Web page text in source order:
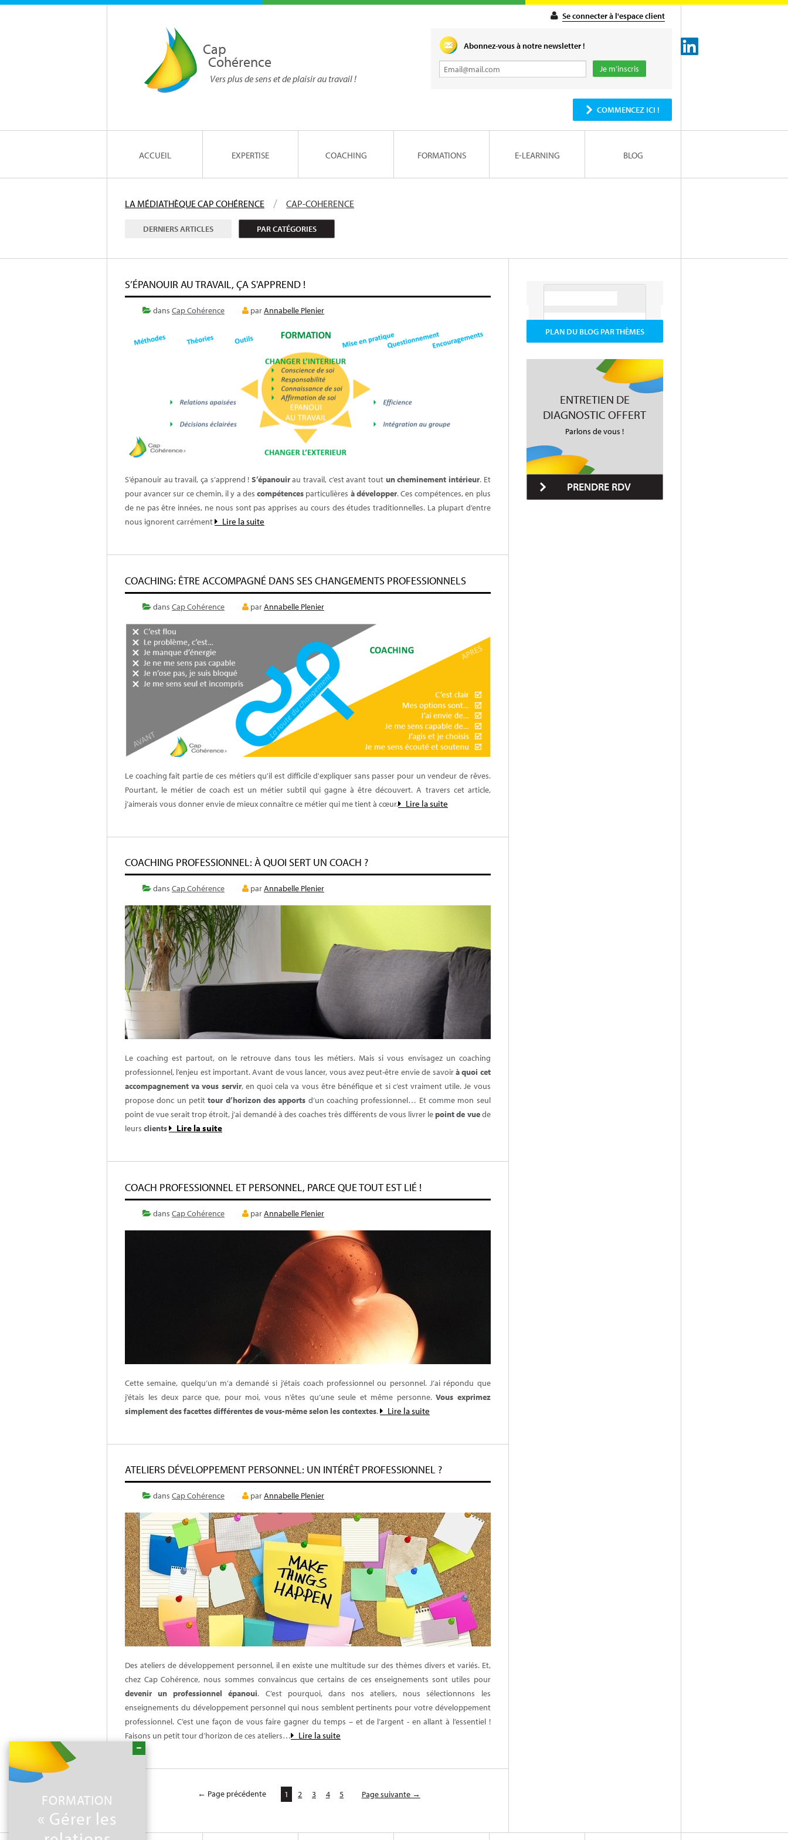
Cap
Cohérence
Vers plus de sens et de plaisir au travail !
Abonnez-vous à notre newsletter !
COMMENCEZ ICI !
Se connecter à l'espace client
ACCUEIL EXPERTISE COACHING FORMATIONS E-LEARNING BLOG
LA MÉDIATHÈQUE CAP COHÉRENCE CAP-COHERENCE
DERNIERS ARTICLES PAR CATÉGORIES
S’ÉPANOUIR AU TRAVAIL, ÇA S'APPREND !
dans Cap Cohérence parAnnabelle Plenier
S’épanouir au travail, ça s’apprend ! S’épanouirau travail, c’est avant tout un cheminement intérieur. Et
pour avancer sur ce chemin, il y a descompétences particulières à développer. Ces compétences, en plus
de ne pas être innées, ne nous sont pas apprises au cours des études traditionnelles. La plupart d’entre
nous ignorent carrément
Lire la suite
COACHING: ÊTRE ACCOMPAGNÉ DANS SES CHANGEMENTS PROFESSIONNELS
dans Cap Cohérence parAnnabelle Plenier
Le coaching fait partie de ces métiers qu'il est difficile d'expliquer sans passer pour un vendeur de rêves.
Pourtant, le métier de coach est un métier subtil qui gagne à être découvert. A travers cet article,
j’aimerais vous donner envie de mieux connaître ce métier qui me tient à cœur.
Lire la suite
COACHING PROFESSIONNEL: À QUOI SERT UN COACH ?
dans Cap Cohérence parAnnabelle Plenier
Le coaching est partout, on le retrouve dans tous les métiers. Mais si vous envisagez un coaching
professionnel, l’enjeu est important. Avant de vous lancer, vous avez peut-être envie de savoirà quoi cet
accompagnement va vous servir, en quoi cela va vous être bénéfique et si c’est vraiment utile. Je vous
propose donc un petittour d’horizon des apports d’un coaching professionnel… Et comme mon seul
point de vue serait trop étroit, j’ai demandé à des coaches très différents de vous livrer lepoint de vuede
leurs clients Lire la suite
COACH PROFESSIONNEL ET PERSONNEL, PARCE QUE TOUT EST LIÉ !
dans Cap Cohérence parAnnabelle Plenier
Cette semaine, quelqu’un m’a demandé si j’étais coach professionnel ou personnel. J’ai répondu que
j’étais les deux parce que, pour moi, vous n’êtes qu’une seule et même personne.Vous exprimez
simplement des facettes différentes de vous-même selon les contextes. Lire la suite
ATELIERS DÉVELOPPEMENT PERSONNEL: UN INTÉRÊT PROFESSIONNEL ?
dans Cap Cohérence parAnnabelle Plenier
Des ateliers de développement personnel, il en existe une multitude sur des thèmes divers et variés. Et,
chez Cap Cohérence, nous sommes convaincus que certains de ces enseignements sont utiles pour
devenir un professionnel épanoui. C’est pourquoi, dans nos ateliers, nous sélectionnons les
enseignements du développement personnel qui nous semblent pertinents pour votre développement
professionnel. C’est une façon de vous faire gagner du temps – et de l’argent - en allant à l’essentiel !
Faisons un petit tour d’horizon de ces ateliers…
Lire la suite
← Page précédente 1 2 3 4 5 Page suivante →
PLAN DU BLOG PAR THÈMES
ENTRETIEN DE
DIAGNOSTIC OFFERT
Parlons de vous !
PRENDRE RDV
FORMATION
« Gérer les